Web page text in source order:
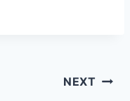
NEXT